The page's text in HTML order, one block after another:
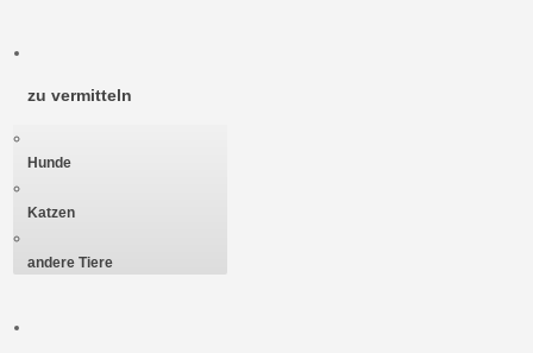
zu vermitteln
Hunde
Katzen
andere Tiere